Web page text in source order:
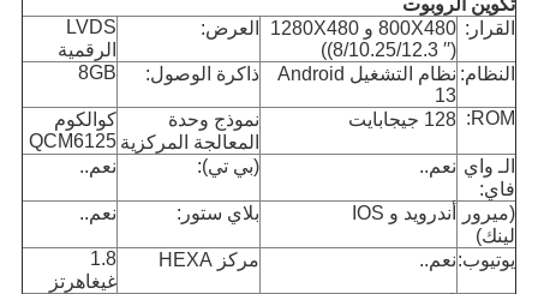
تكوين الروبوت
القرار:
800X480 و 1280X480
((8/10.25/12.3 ′′)
العرض:
LVDS
الرقمية
النظام:
نظام التشغيل Android
13
ذاكرة الوصول: 8GB
ROM: 128 جيجابايت
نموذج وحدة
المعالجة المركزية
كوالكوم
QCM6125
الـ واي
فاي:
نعم.. (بي تي): نعم..
(ميرور
لينك)
أندرويد و IOS بلاي ستور: نعم..
يوتيوب:نعم.. مركز HEXA
1.8
غيغاهرتز